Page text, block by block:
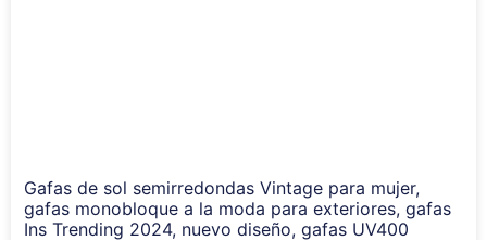
Gafas de sol semirredondas Vintage para mujer,
gafas monobloque a la moda para exteriores, gafas
Ins Trending 2024, nuevo diseño, gafas UV400